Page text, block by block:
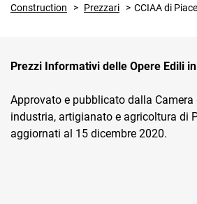
Construction Prezzari CCIAA di
Prezzi Informativi delle Opere Edili
Approvato e pubblicato dalla
industria, artigianato e agricoltura di
aggiornati al 15 dicembre 2020.